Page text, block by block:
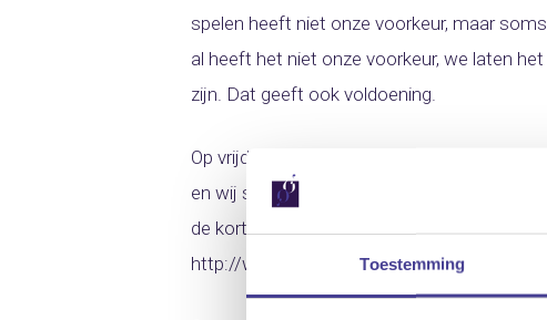
Toestemming
spelen heeft niet onze voorkeur, maar
al heeft het niet onze voorkeur, we laten
zijn. Dat geeft ook voldoening.
Op vrijdag 20 december geef ik een
en wij spelen van tevoren
de korte overdenking na spelen we dus
http://www.youtube.com/